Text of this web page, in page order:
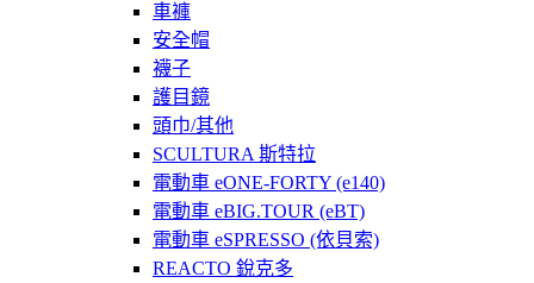
車褲
安全帽
襪子
護目鏡
頭巾/其他
SCULTURA 斯特拉
電動車 eONE-FORTY (e140)
電動車 eBIG.TOUR (eBT)
電動車 eSPRESSO (依貝索)
REACTO 銳克多